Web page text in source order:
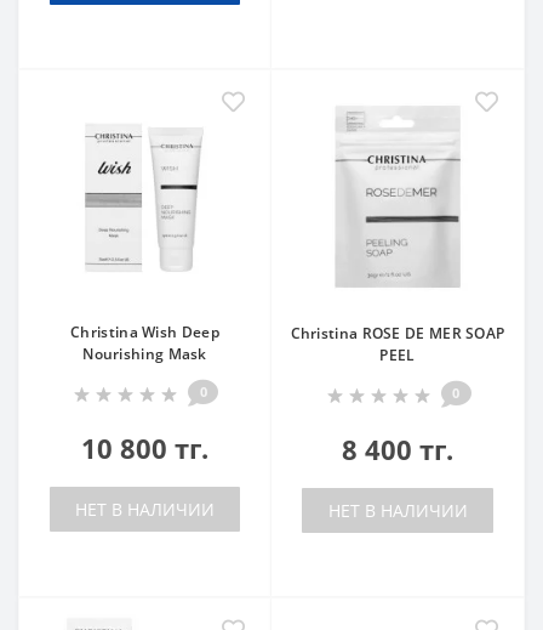
Christina Wish Deep
Nourishing Mask
0
10 800 тг.
НЕТ В НАЛИЧИИ
Christina ROSE DE MER SOAP
PEEL
0
8 400 тг.
НЕТ В НАЛИЧИИ